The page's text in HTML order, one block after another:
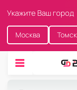
Укажите Ваш город
Москва Томск